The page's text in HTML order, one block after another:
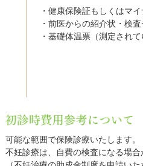
健康保険証もしくはマ
前医からの紹介状・検査
基礎体温票（測定されて
可能な範囲で保険診療いたします。
不妊診療は、自費の検査になる場合